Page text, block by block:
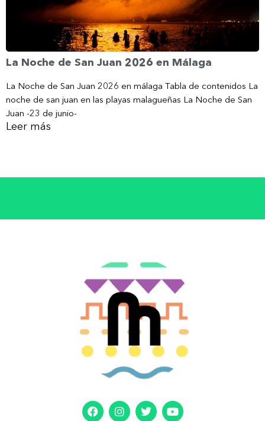
La Noche de San Juan 2026 en Málaga
La Noche de San Juan 2026 en málaga Tabla de contenidos La
noche de san juan en las playas malagueñas La Noche de San
Juan -23 de junio-
Leer más